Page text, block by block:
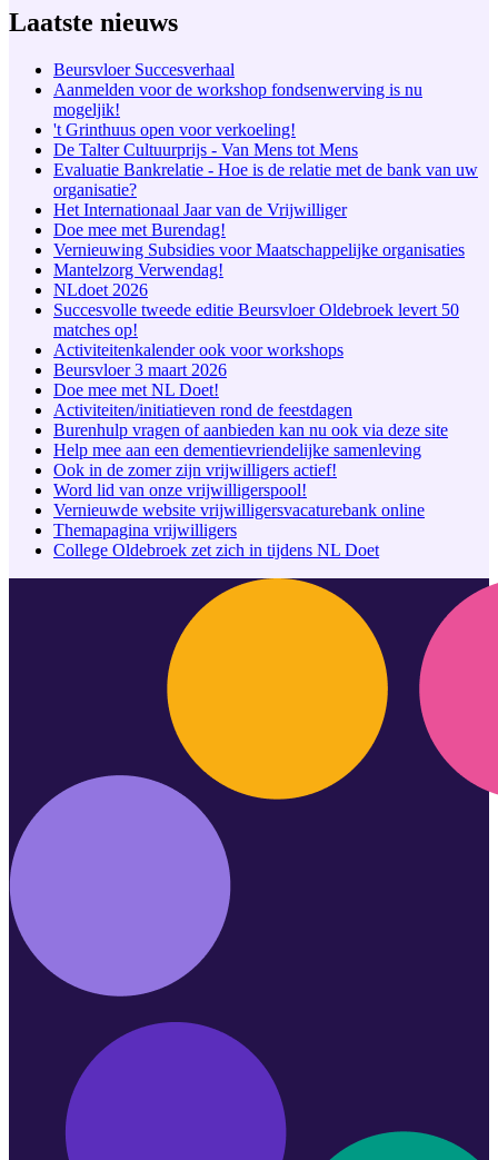
Laatste nieuws
Beursvloer Succesverhaal
Aanmelden voor de workshop fondsenwerving is nu
mogeljik!
't Grinthuus open voor verkoeling!
De Talter Cultuurprijs - Van Mens tot Mens
Evaluatie Bankrelatie - Hoe is de relatie met de bank van uw
organisatie?
Het Internationaal Jaar van de Vrijwilliger
Doe mee met Burendag!
Vernieuwing Subsidies voor Maatschappelijke organisaties
Mantelzorg Verwendag!
NLdoet 2026
Succesvolle tweede editie Beursvloer Oldebroek levert 50
matches op!
Activiteitenkalender ook voor workshops
Beursvloer 3 maart 2026
Doe mee met NL Doet!
Activiteiten/initiatieven rond de feestdagen
Burenhulp vragen of aanbieden kan nu ook via deze site
Help mee aan een dementievriendelijke samenleving
Ook in de zomer zijn vrijwilligers actief!
Word lid van onze vrijwilligerspool!
Vernieuwde website vrijwilligersvacaturebank online
Themapagina vrijwilligers
College Oldebroek zet zich in tijdens NL Doet